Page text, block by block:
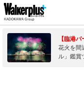
【臨港
花火を間
ル」鑑賞